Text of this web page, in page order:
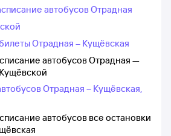
автобусов Отрадная
Отрадная – Кущёвская
автобусов Отрадная —
Отрадная – Кущёвская,
автобусов все остановки